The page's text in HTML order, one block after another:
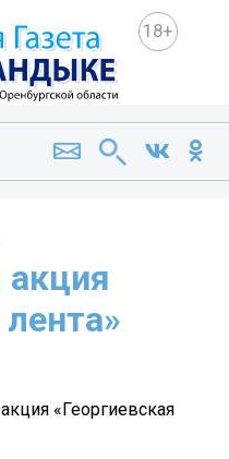
18+
«Георгиевская